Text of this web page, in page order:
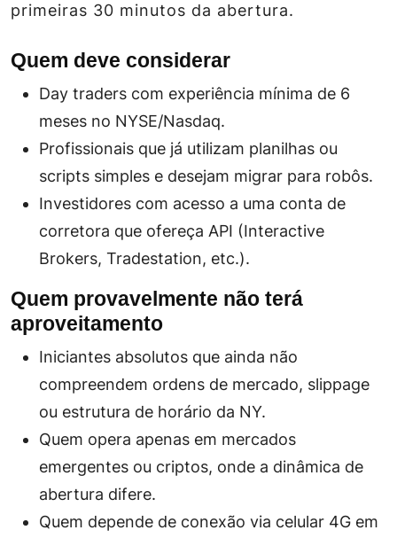
primeiras 30 minutos da abertura.
Quem deve considerar
Day traders com experiência mínima de 6
meses no NYSE/Nasdaq.
Profissionais que já utilizam planilhas ou
scripts simples e desejam migrar para robôs.
Investidores com acesso a uma conta de
corretora que ofereça API (Interactive
Brokers, Tradestation, etc.).
Quem provavelmente não terá
aproveitamento
Iniciantes absolutos que ainda não
compreendem ordens de mercado, slippage
ou estrutura de horário da NY.
Quem opera apenas em mercados
emergentes ou criptos, onde a dinâmica de
abertura difere.
Quem depende de conexão via celular 4G em